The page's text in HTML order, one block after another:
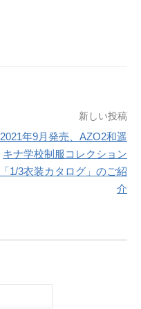
新しい投稿
2021年9月発売、AZO2和遥
キナ学校制服コレクション
「1/3衣装カタログ」のご紹
介